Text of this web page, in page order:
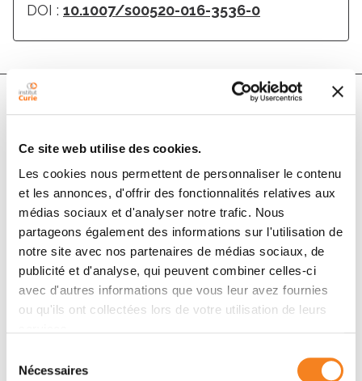
Ce site web utilise des cookies.
Les cookies nous permettent de personnaliser le contenu
et les annonces, d'offrir des fonctionnalités relatives aux
médias sociaux et d'analyser notre trafic. Nous
partageons également des informations sur l'utilisation de
notre site avec nos partenaires de médias sociaux, de
publicité et d'analyse, qui peuvent combiner celles-ci
avec d'autres informations que vous leur avez fournies
ou qu'ils ont collectées lors de votre utilisation de leurs
Nécessaires
DOI : 10.1007/s00520-016-3536-0
Juan Ignacio Arraras, , Lisa M. Wintner, Monika
Sztankay, Krzysztof A. Tomaszewski, Dirk Hofmeister,
Anna Costantini, Anne Bredart, Teresa Young, Karin
Kuljanic, Iwona M. Tomaszewska, Meropi Kontogianni,
Wei-Chu Chie, Dagmara Kulis, Eva Greimel
Membres